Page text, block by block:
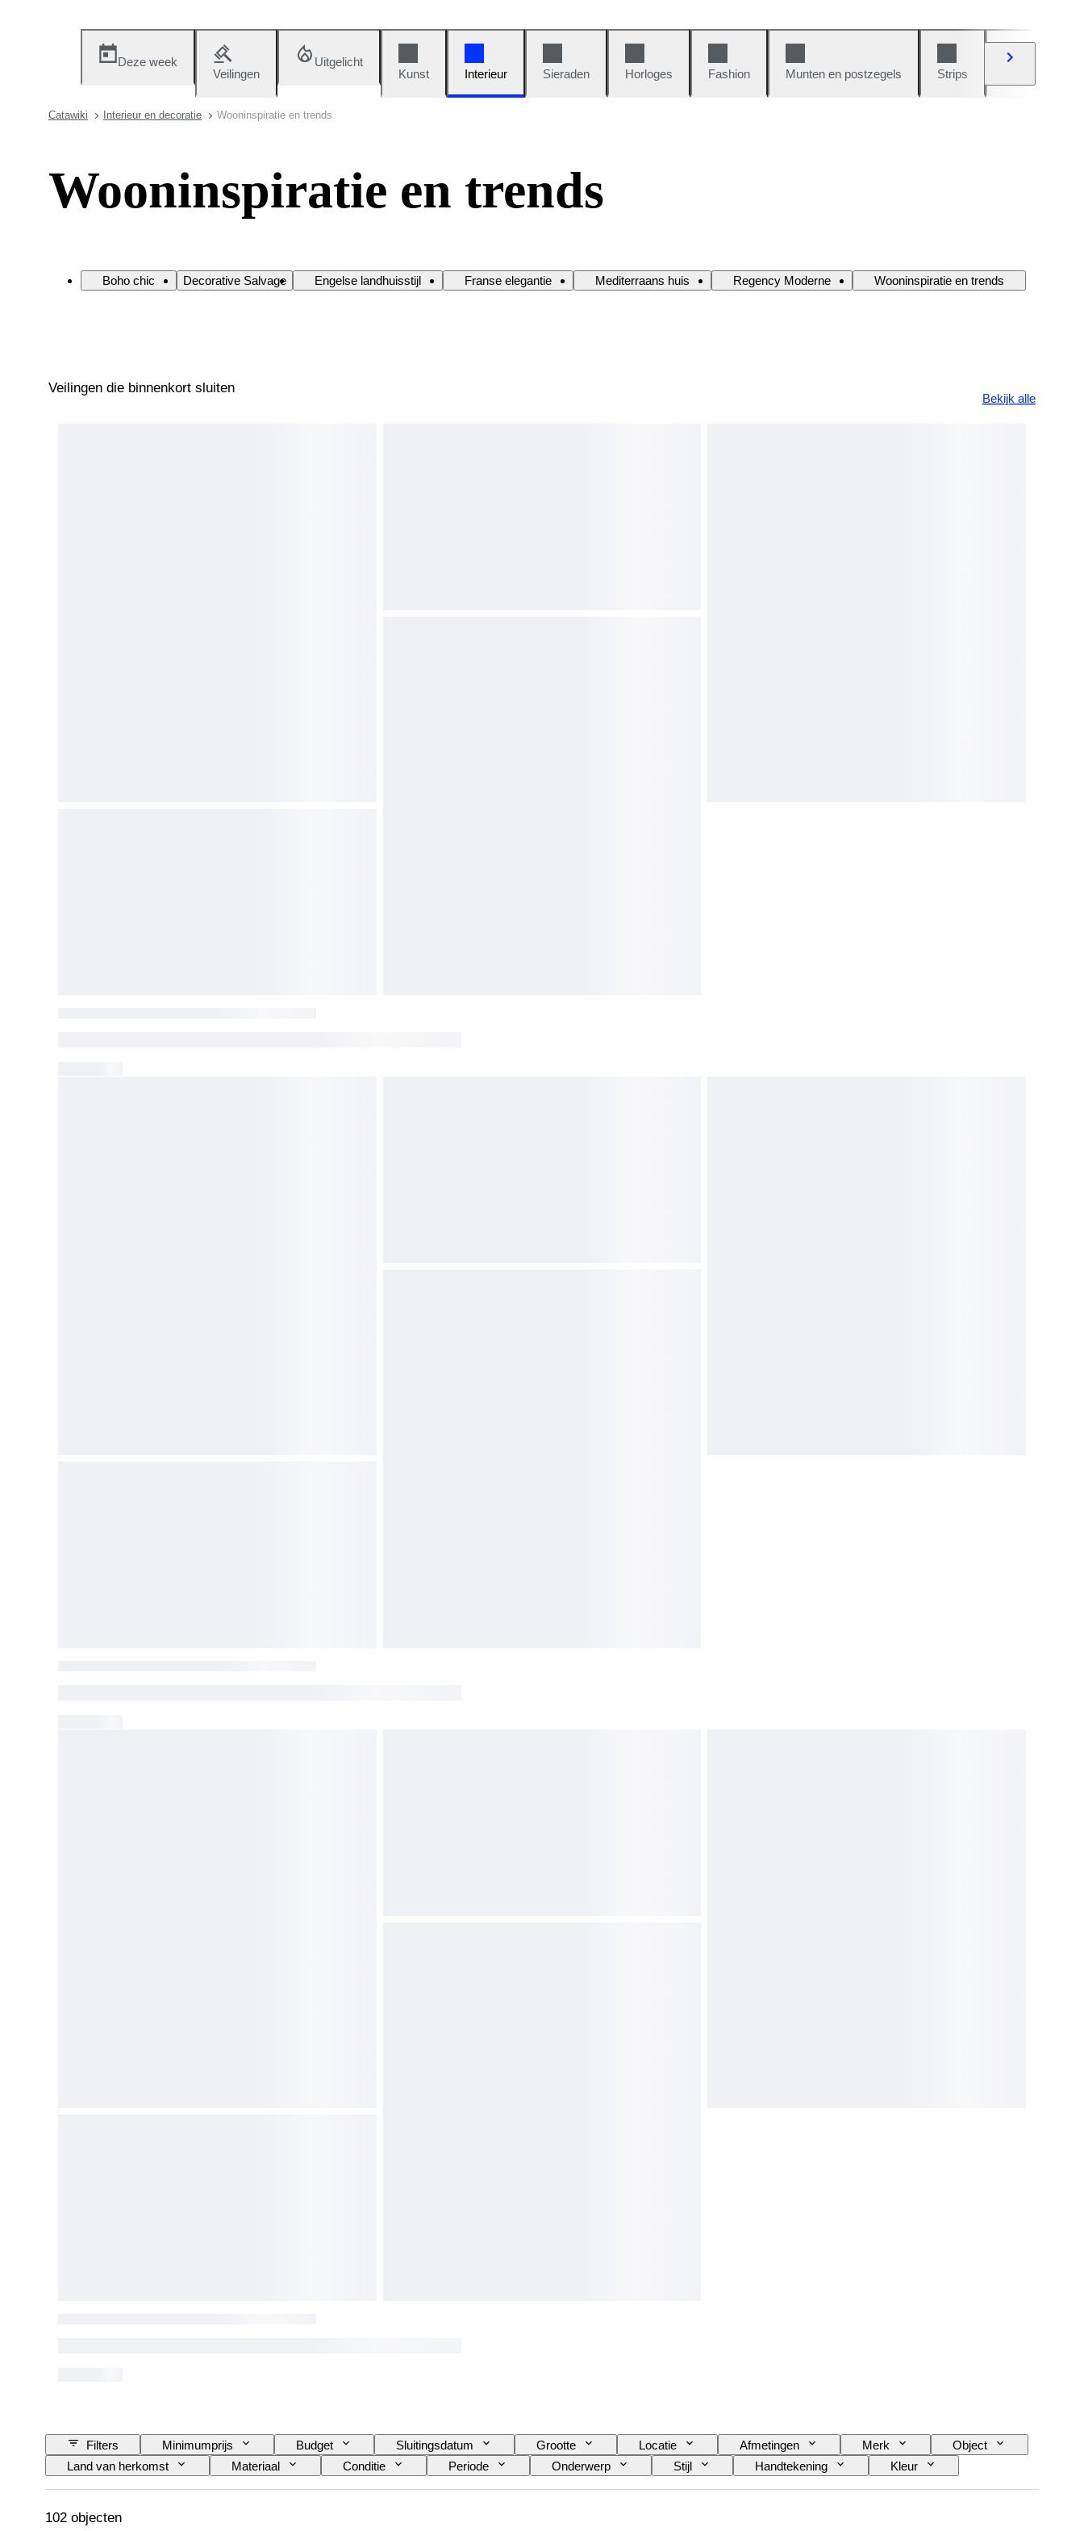
Deze week
Veilingen
Uitgelicht
Kunst
Interieur Sieraden Horloges Fashion Munten en postzegels Strips
Catawiki Interieur en decoratie Wooninspiratie en trends
Wooninspiratie en trends
Boho chic Decorative Salvage Engelse landhuisstijl Franse elegantie Mediterraans huis Regency Moderne Wooninspiratie en trends
Veilingen die binnenkort sluiten
Bekijk alle
Filters Minimumprijs Budget Sluitingsdatum Grootte Locatie Afmetingen Merk
Object
Land van herkomst
Materiaal Conditie Periode Onderwerp Stijl Handtekening
Kleur
Horloge uurwerk
Origineel / Replica Getest en werkend Verkocht door Gangreserve Slag
Era
102 objecten